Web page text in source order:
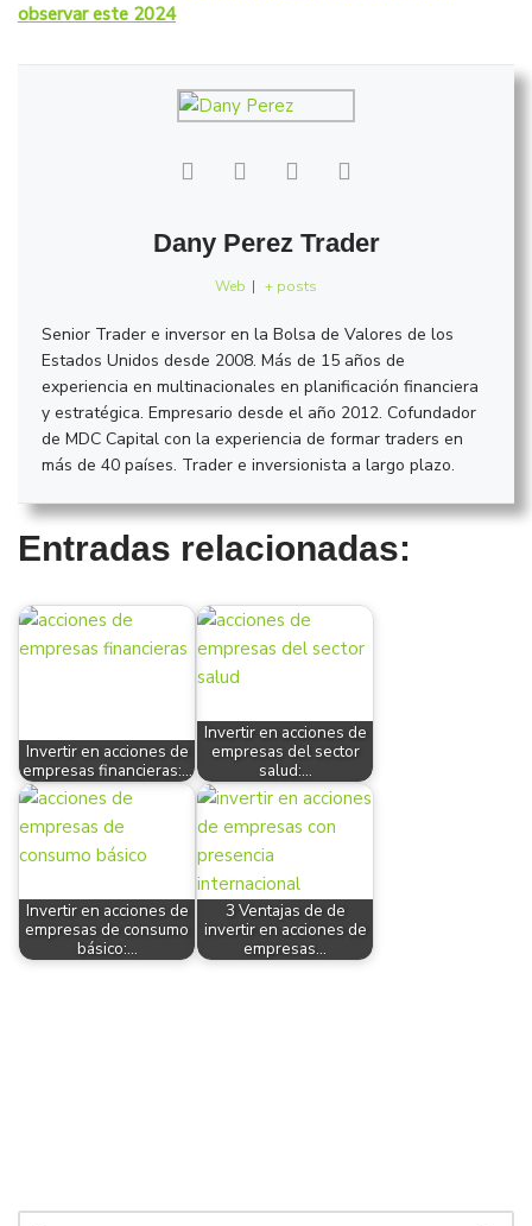
observar este 2024
Dany Perez Trader
Web | + posts
Senior Trader e inversor en la Bolsa de Valores de los
Estados Unidos desde 2008. Más de 15 años de
experiencia en multinacionales en planificación financiera
y estratégica. Empresario desde el año 2012. Cofundador
de MDC Capital con la experiencia de formar traders en
más de 40 países. Trader e inversionista a largo plazo.
Entradas relacionadas:
Invertir en acciones de
empresas financieras:…
Invertir en acciones de
empresas del sector
salud:…
Invertir en acciones de
empresas de consumo
básico:…
3 Ventajas de de
invertir en acciones de
empresas…